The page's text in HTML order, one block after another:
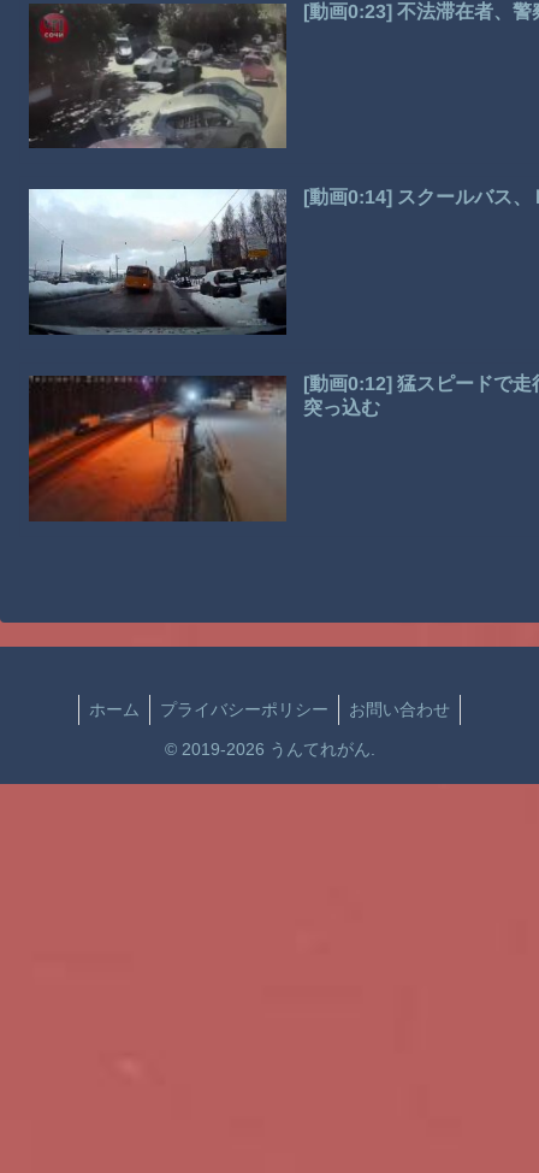
[動画0:23] 不法滞在者、
[動画0:14] スクールバス、
[動画0:12] 猛スピードで
突っ込む
ホーム プライバシーポリシー お問い合わせ
© 2019-2026 うんてれがん.